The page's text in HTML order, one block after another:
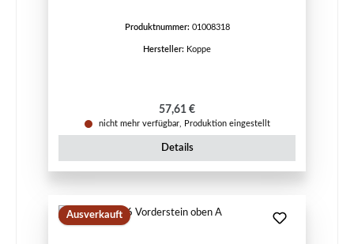
Produktnummer: 01008318
Hersteller: Koppe
Regulärer Preis:
57,61 €
nicht mehr verfügbar, Produktion eingestellt
Details
Ausverkauft